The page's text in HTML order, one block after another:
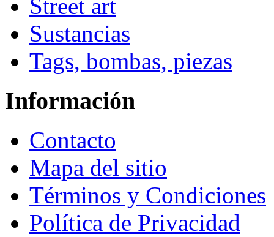
Street art
Sustancias
Tags, bombas, piezas
Información
Contacto
Mapa del sitio
Términos y Condiciones
Política de Privacidad